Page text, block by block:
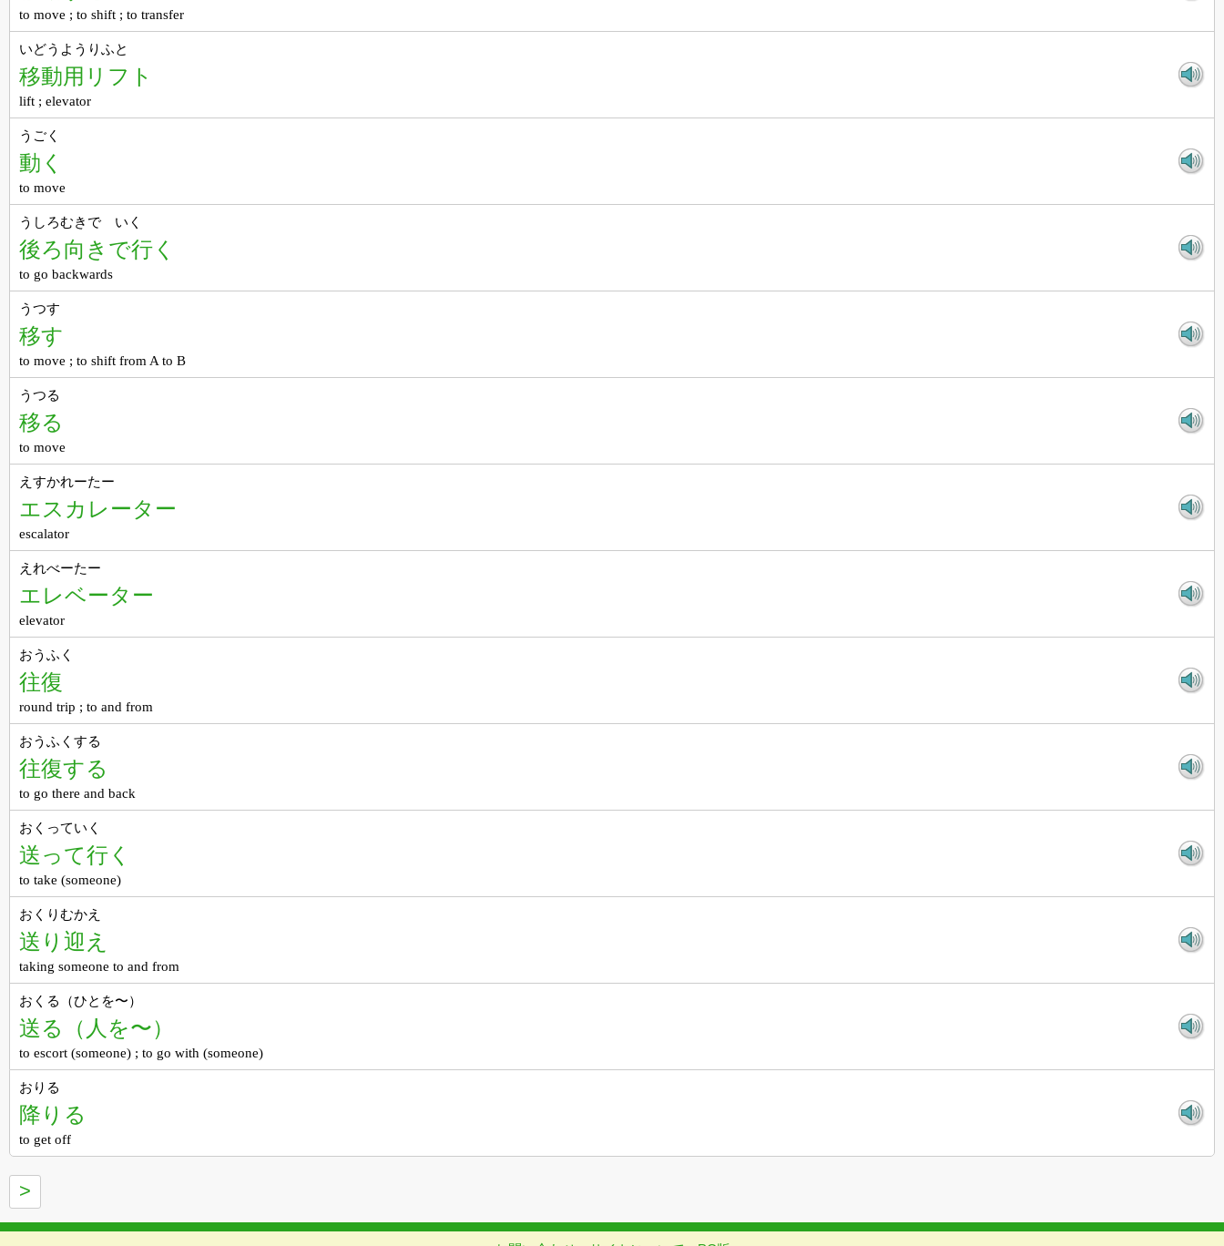
to move ; to shift ; to transfer
いどうようりふと
移動用リフト
lift ; elevator
うごく
動く
to move
うしろむきで いく
後ろ向きで行く
to go backwards
うつす
移す
to move ; to shift from A to B
うつる
移る
to move
えすかれーたー
エスカレーター
escalator
えれべーたー
エレベーター
elevator
おうふく
往復
round trip ; to and from
おうふくする
往復する
to go there and back
おくっていく
送って行く
to take (someone)
おくりむかえ
送り迎え
taking someone to and from
おくる（ひとを〜）
送る（人を〜）
to escort (someone) ; to go with (someone)
おりる
降りる
to get off
>